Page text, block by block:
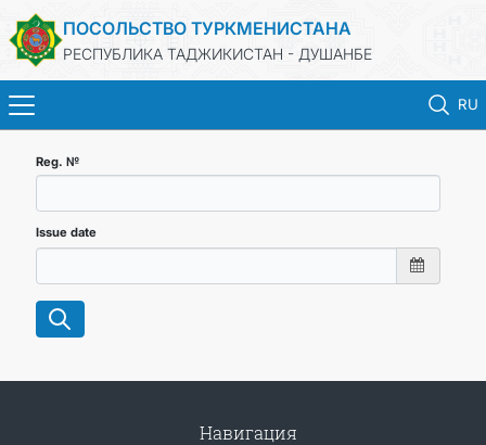
ПОСОЛЬСТВО ТУРКМЕНИСТАНА
РЕСПУБЛИКА ТАДЖИКИСТАН - ДУШАНБЕ
RU
НОВОСТИ
Reg. №
Issue date
Навигация